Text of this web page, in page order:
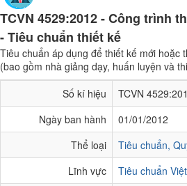
TCVN 4529:2012 - Công trình
- Tiêu chuẩn thiết kế
Tiêu chuẩn áp dụng để thiết kế mới hoặc
(bao gồm nhà giảng dạy, huấn luyện và
Số kí hiệu
TCVN
Ngày ban hành
01/01/2012
Thể loại
Tiêu chuẩn,
Lĩnh vực
Tiêu chuẩn